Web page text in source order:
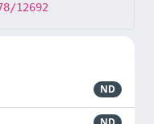
12692
ND